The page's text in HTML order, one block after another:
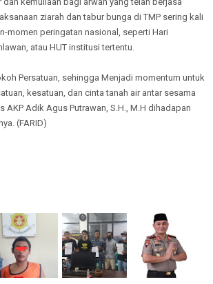
ziarah dan tabur bunga di TMP sering kali
momen peringatan nasional, seperti Hari
atau HUT institusi tertentu.
Persatuan, sehingga Menjadi momentum untuk
kesatuan, dan cinta tanah air antar sesama
AKP Adik Agus Putrawan, S.H., M.H dihadapan
(FARID)